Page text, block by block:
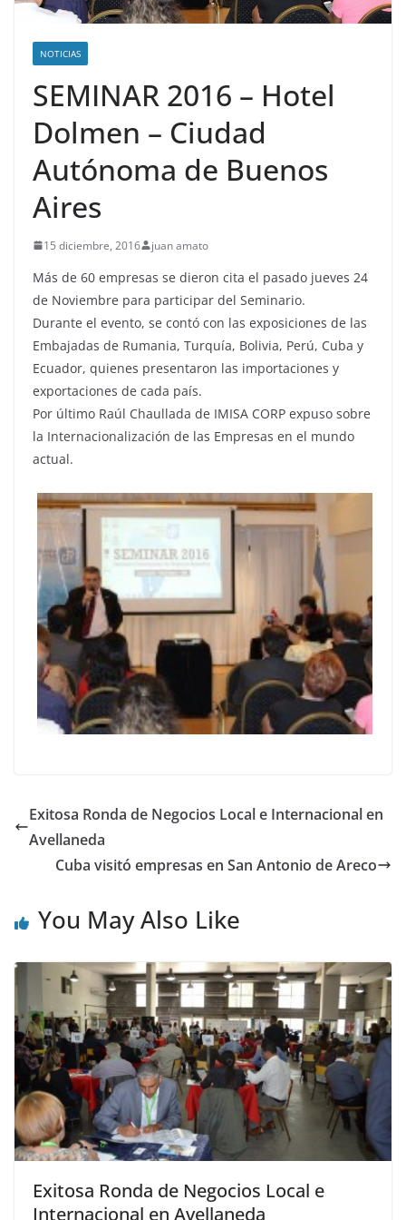
NOTICIAS
SEMINAR 2016 – Hotel
Dolmen – Ciudad
Autónoma de Buenos
Aires
15 diciembre, 2016 juan amato
Más de 60 empresas se dieron cita el pasado jueves 24
de Noviembre para participar del Seminario.
Durante el evento, se contó con las exposiciones de las
Embajadas de Rumania, Turquía, Bolivia, Perú, Cuba y
Ecuador, quienes presentaron las importaciones y
exportaciones de cada país.
Por último Raúl Chaullada de IMISA CORP expuso sobre
la Internacionalización de las Empresas en el mundo
actual.
Exitosa Ronda de Negocios Local e Internacional en
Avellaneda
Cuba visitó empresas en San Antonio de Areco
You May Also Like
Exitosa Ronda de Negocios Local e
Internacional en Avellaneda